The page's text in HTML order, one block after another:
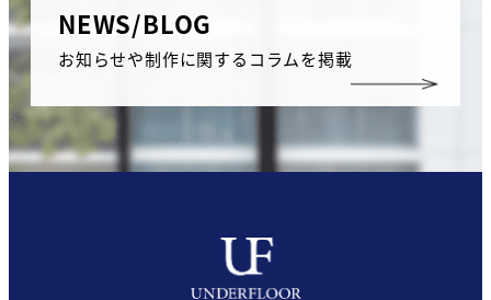
NEWS/BLOG
お知らせや制作に関するコラムを掲載